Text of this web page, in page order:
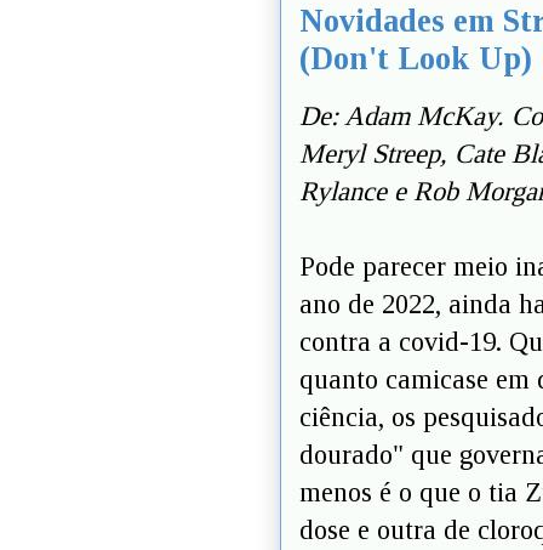
Novidades em
(Don't Look Up)
De: Adam McKay.
Meryl Streep, Cate
Rylance e Rob
Pode parecer meio
ano de 2022, ainda
contra a covid-19.
quanto camicase
ciência, os
dourado" que
menos é o que o tia
dose e outra de